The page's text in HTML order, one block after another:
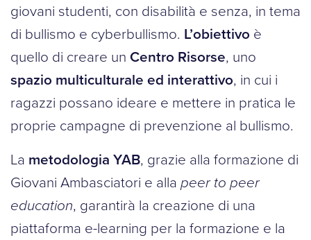
giovani studenti, con disabilità e senza, in tema
di bullismo e cyberbullismo. L’obiettivo è
quello di creare un Centro Risorse, uno
spazio multiculturale ed interattivo, in cui i
ragazzi possano ideare e mettere in pratica le
proprie campagne di prevenzione al bullismo.
La metodologia YAB, grazie alla formazione di
Giovani Ambasciatori e alla peer to peer
education, garantirà la creazione di una
piattaforma e-learning per la formazione e la